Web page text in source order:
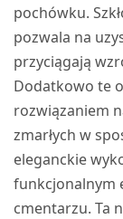
pochówku.
pozwala na
przyciągają
Dodatkowo te
rozwiązaniem
zmarłych w
eleganckie
funkcjonalnym
cmentarzu. Ta